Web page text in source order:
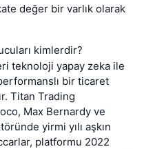
değer bir varlık olarak
kimlerdir?
teknoloji yapay zeka ile
bir ticaret
Titan Trading
Max Bernardy ve
yirmi yılı aşkın
platformu 2022